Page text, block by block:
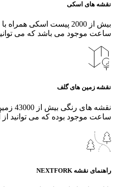
نقشه های اسکی
بیش از 2000 پیست اسکی
ساعت موجود می باشد که می توانید
نقشه زمین های گلف
نقشه
ساعت موجود بوده که می توانید از
راهنمای نقشه NEXTFORK